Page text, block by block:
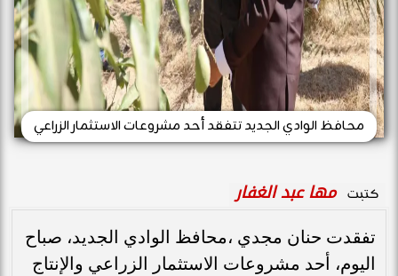
محافظ الوادي الجديد تتفقد أحد مشروعات الاستثمار الزراعي
كتبت مها عبد الغفار
تفقدت حنان مجدي ،محافظ الوادي الجديد، صباح
اليوم، أحد مشروعات الاستثمار الزراعي والإنتاج